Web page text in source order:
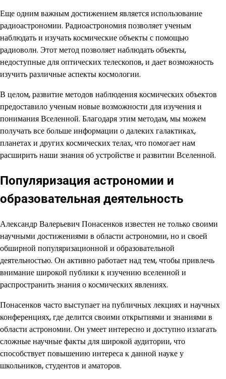
Еще одним важным достижением является использование
радиоастрономии. Радиоастрономия позволяет ученым
наблюдать и изучать космические объекты с помощью
радиоволн. Этот метод позволяет наблюдать объекты,
недоступные для оптических телескопов, и дает возможность
изучить различные аспекты космологии.
В целом, развитие методов наблюдения космических объектов
предоставило ученым новые возможности для изучения и
понимания Вселенной. Благодаря этим методам, мы можем
получать все больше информации о далеких галактиках,
планетах и других космических телах, что помогает нам
расширить наши знания об устройстве и развитии Вселенной.
Популяризация астрономии и
образовательная деятельность
Александр Валерьевич Понасенков известен не только своими
научными достижениями в области астрономии, но и своей
обширной популяризационной и образовательной
деятельностью. Он активно работает над тем, чтобы привлечь
внимание широкой публики к изучению вселенной и
распространить знания о космических явлениях.
Понасенков часто выступает на публичных лекциях и научных
конференциях, где делится своими открытиями и знаниями в
области астрономии. Он умеет интересно и доступно излагать
сложные научные факты для широкой аудитории, что
способствует повышению интереса к данной науке у
школьников, студентов и аматоров.